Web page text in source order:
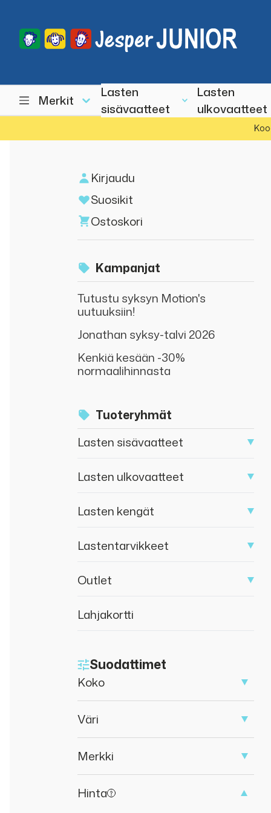
Merkit
Lasten
sisävaatteet
Lasten
ulkovaatteet
Kirjaudu
Suosikit
Ostoskori
Kampanjat
Tutustu syksyn Motion's
uutuuksiin!
Jonathan syksy-talvi 2026
Kenkiä kesään -30%
normaalihinnasta
Tuoteryhmät
Lasten sisävaatteet
Lasten ulkovaatteet
Lasten kengät
Lastentarvikkeet
Outlet
Lahjakortti
Suodattimet
Koko
Väri
Merkki
Hinta